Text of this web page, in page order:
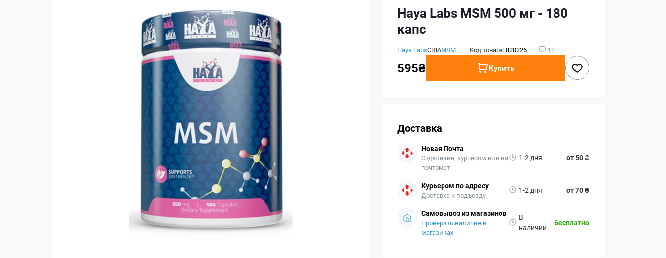
Haya Labs MSM 500 мг - 180
капс
Haya LabsСШАMSM Код товара:820225 12
595₴ Купить
Доставка
Новая Почта
Отделение, курьером или на
почтомат
1-2 дня от 50 ₴
Курьером по адресу
Доставка к подъезду
1-2 дня от 70 ₴
Самовывоз из магазинов
Проверить наличие в
магазинах
В
наличии
бесплатно